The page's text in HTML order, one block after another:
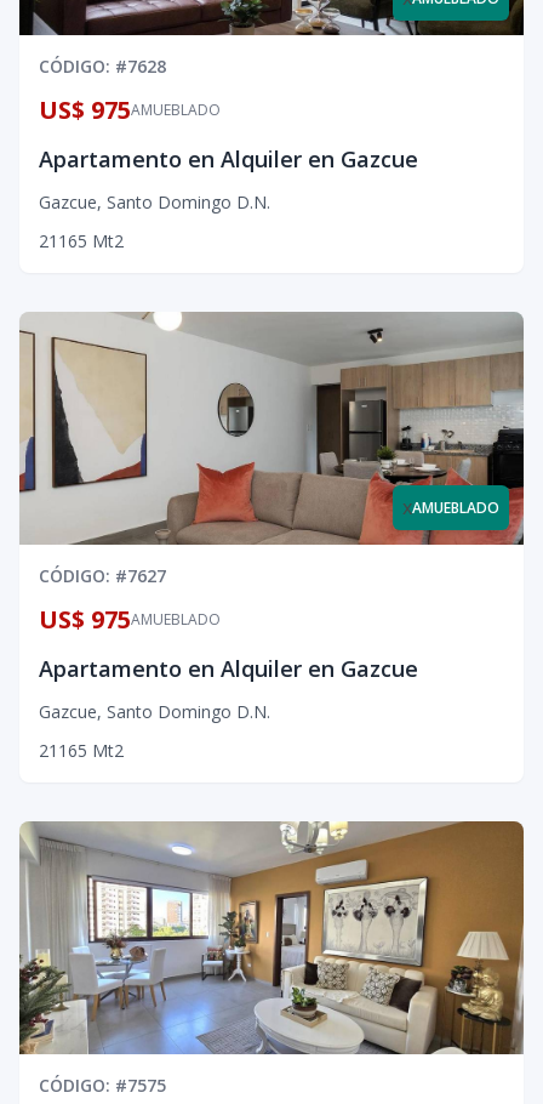
CÓDIGO: #7628
AMUEBLADO
US$ 975
Apartamento en Alquiler en Gazcue
Gazcue, Santo Domingo D.N.
21 165 Mt2
xAMUEBLADO
CÓDIGO: #7627
AMUEBLADO
US$ 975
Apartamento en Alquiler en Gazcue
Gazcue, Santo Domingo D.N.
21 165 Mt2
CÓDIGO: #7575